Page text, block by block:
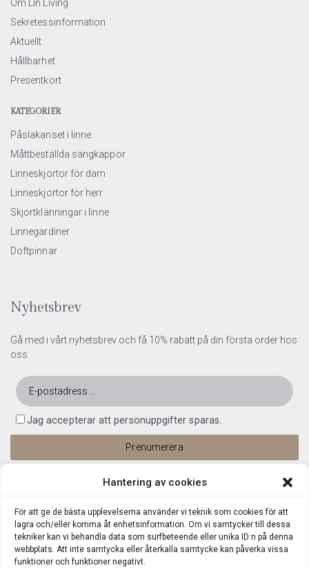
Hantering av cookies
För att ge de bästa upplevelserna använder vi teknik som cookies för att
lagra och/eller komma åt enhetsinformation. Om vi samtycker till dessa
tekniker kan vi behandla data som surfbeteende eller unika ID:n på denna
webbplats. Att inte samtycka eller återkalla samtycke kan påverka vissa
funktioner och funktioner negativt.
Om Lin Living
Sekretessinformation
Aktuellt
Hållbarhet
Presentkort
KATEGORIER
Påslakanset i linne
Måttbeställda sängkappor
Linneskjortor för dam
Linneskjortor för herr
Skjortklänningar i linne
Linnegardiner
Doftpinnar
Nyhetsbrev
Gå med i vårt nyhetsbrev och få 10% rabatt på din första order hos
oss.
Jag accepterar att personuppgifter sparas.